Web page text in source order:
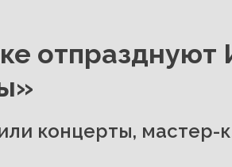
отпразднуют
концерты, мастер-